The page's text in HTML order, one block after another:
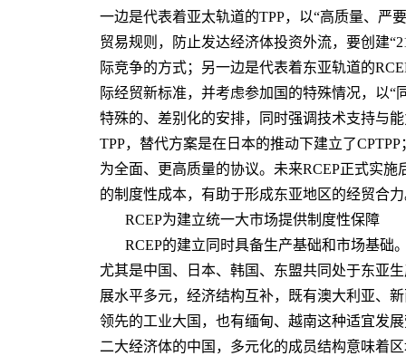
一边是代表着亚太轨道的TPP，以“高质量、严
贸易规则，防止发达经济体投资外流，要创建
际竞争的方式；另一边是代表着东亚轨道的
际经贸新标准，并考虑参加国的特殊情况，以
特殊的、差别化的安排，同时强调技术支持与
TPP，替代方案是在日本的推动下建立了
为全面、更高质量的协议。未来RCEP正式实
的制度性成本，有助于形成东亚地区的经贸合
RCEP为建立统一大市场提供制度性保障
RCEP的建立同时具备生产基础和市场基础
尤其是中国、日本、韩国、东盟共同处于东亚
展水平多元，经济结构互补，既有澳大利亚、
领先的工业大国，也有缅甸、越南这种适宜发
二大经济体的中国，多元化的成员结构意味着